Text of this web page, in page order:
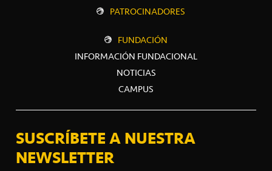
PATROCINADORES
FUNDACIÓN
INFORMACIÓN FUNDACIONAL
NOTICIAS
CAMPUS
SUSCRÍBETE A NUESTRA
NEWSLETTER